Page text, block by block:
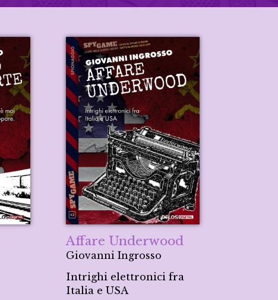
Affare Underwood
Giovanni Ingrosso
Intrighi elettronici fra
Italia e USA